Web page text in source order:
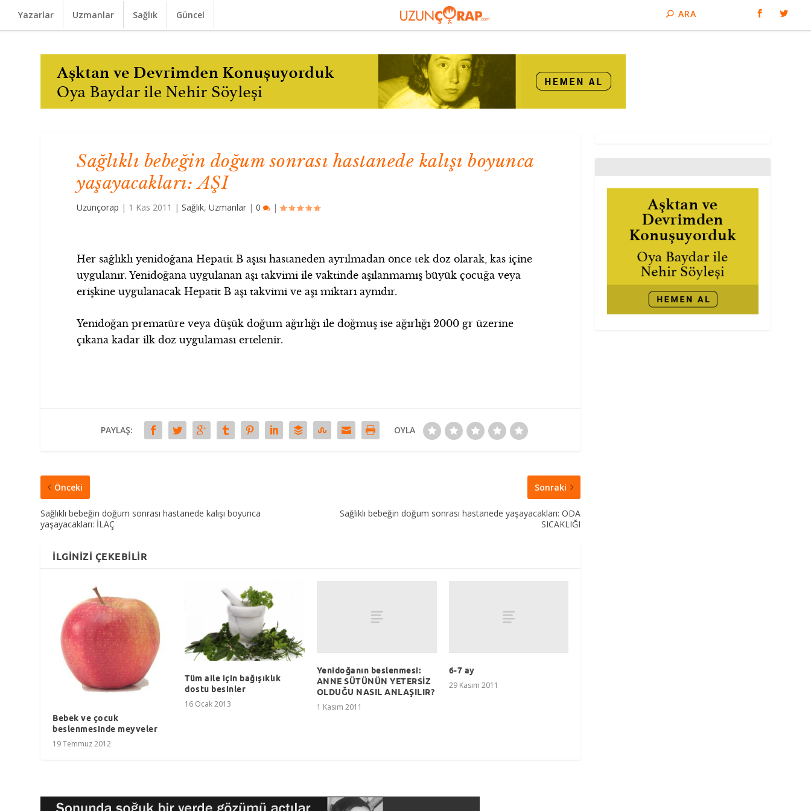
Yazarlar Uzmanlar Sağlık Güncel
Sağlıklı bebeğin doğum sonrası hastanede kalışı boyunca
yaşayacakları: AŞI
Uzunçorap | 1 Kas 2011 |Sağlık,Uzmanlar |0 |
Her sağlıklı yenidoğana Hepatit B aşısı hastaneden ayrılmadan önce tek doz olarak, kas içine
uygulanır. Yenidoğana uygulanan aşı takvimi ile vaktinde aşılanmamış büyük çocuğa veya
erişkine uygulanacak Hepatit B aşı takvimi ve aşı miktarı aynıdır.
Yenidoğan prematüre veya düşük doğum ağırlığı ile doğmuş ise ağırlığı 2000 gr üzerine
çıkana kadar ilk doz uygulaması ertelenir.
PAYLAŞ: OYLA
Önceki
Sağlıklı bebeğin doğum sonrası hastanede kalışı boyunca
yaşayacakları: İLAÇ
Sonraki
Sağlıklı bebeğin doğum sonrası hastanede yaşayacakları: ODA
SICAKLIĞI
İLGINIZI ÇEKEBILIR
Bebek ve çocuk
beslenmesinde meyveler
19 Temmuz 2012
Tüm aile için bağışıklık
dostu besinler
16 Ocak 2013
Yenidoğanın beslenmesi:
ANNE SÜTÜNÜN YETERSİZ
OLDUĞU NASIL ANLAŞILIR?
1 Kasım 2011
6-7 ay
29 Kasım 2011